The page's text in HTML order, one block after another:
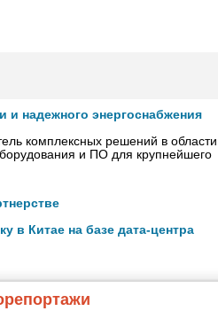
и надежного энергоснабжения
комплексных решений в области
и ПО для крупнейшего
в Китае на базе дата-центра